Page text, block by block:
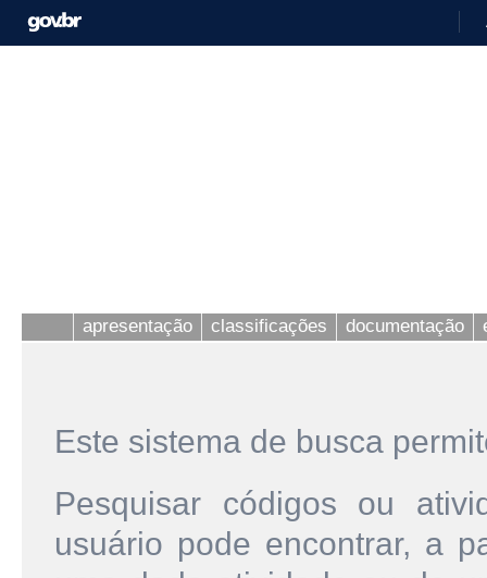
apresentação classificações documentação
Este sistema de busca
Pesquisar códigos ou
usuário pode encontrar, a